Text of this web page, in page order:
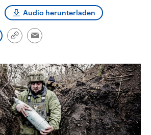
Programm Podcasts
Audio herunterladen
Link
Email